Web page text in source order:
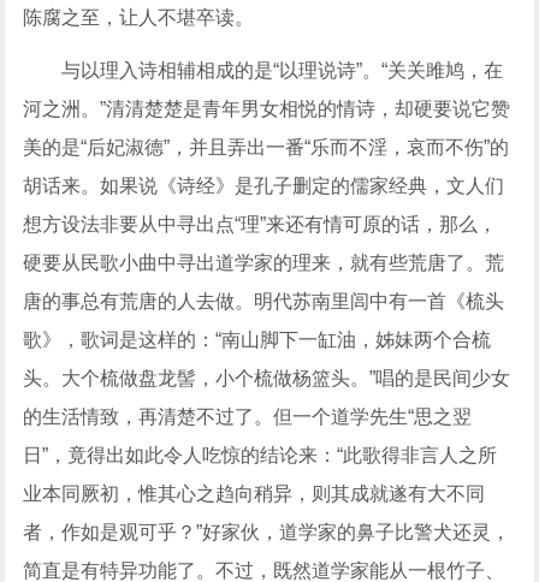
陈腐之至，让人不堪卒读。
与以理入诗相辅相成的是“以理说诗”。“关关雎鸠，在
河之洲。”清清楚楚是青年男女相悦的情诗，却硬要说它赞
美的是“后妃淑德”，并且弄出一番“乐而不淫，哀而不伤”的
胡话来。如果说《诗经》是孔子删定的儒家经典，文人们
想方设法非要从中寻出点“理”来还有情可原的话，那么，
硬要从民歌小曲中寻出道学家的理来，就有些荒唐了。荒
唐的事总有荒唐的人去做。明代苏南里闾中有一首《梳头
歌》，歌词是这样的：“南山脚下一缸油，姊妹两个合梳
头。大个梳做盘龙髻，小个梳做杨篮头。”唱的是民间少女
的生活情致，再清楚不过了。但一个道学先生“思之翌
日”，竟得出如此令人吃惊的结论来：“此歌得非言人之所
业本同厥初，惟其心之趋向稍异，则其成就遂有大不同
者，作如是观可乎？”好家伙，道学家的鼻子比警犬还灵，
简直是有特异功能了。不过，既然道学家能从一根竹子、